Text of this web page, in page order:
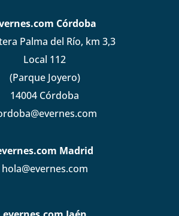
Córdoba
Palma del Río, km 3,3
Local 112
(Parque Joyero)
14004 Córdoba
Madrid
hola@evernes.com